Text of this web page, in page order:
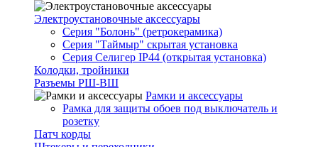
Электроустановочные аксессуары
Серия "Болонь" (ретрокерамика)
Серия "Таймыр" скрытая установка
Серия Селигер IP44 (открытая установка)
Колодки, тройники
Разъемы РШ-ВШ
Рамки и аксессуары
Рамка для защиты обоев под выключатель и
розетку
Патч корды